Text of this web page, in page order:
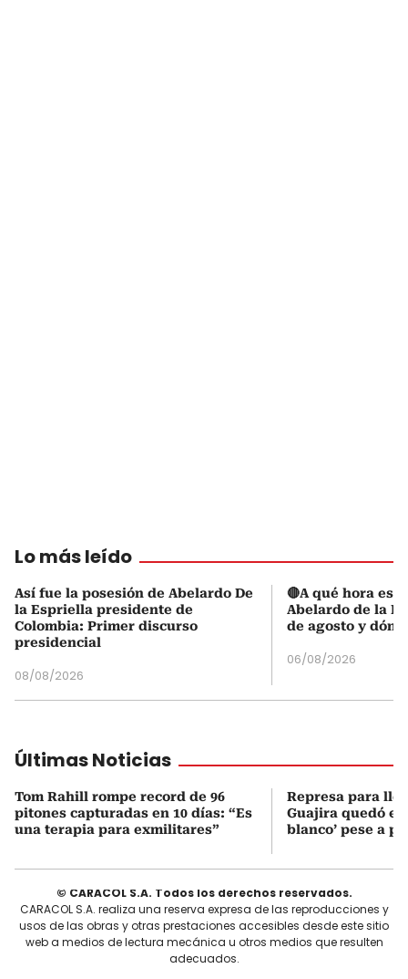
Lo más leído
Así fue la posesión de Abelardo De
la Espriella presidente de
Colombia: Primer discurso
presidencial
08/08/2026
🔴A qué hora es
Abelardo de la
de agosto y
06/08/2026
Últimas Noticias
Tom Rahill rompe record de 96
pitones capturadas en 10 días: “Es
una terapia para exmilitares”
Represa para
Guajira quedó en
blanco’ pese a
© CARACOL S.A. Todos los derechos reservados.
CARACOL S.A. realiza una reserva expresa de las reproducciones y
usos de las obras y otras prestaciones accesibles desde este sitio
web a medios de lectura mecánica u otros medios que resulten
adecuados.